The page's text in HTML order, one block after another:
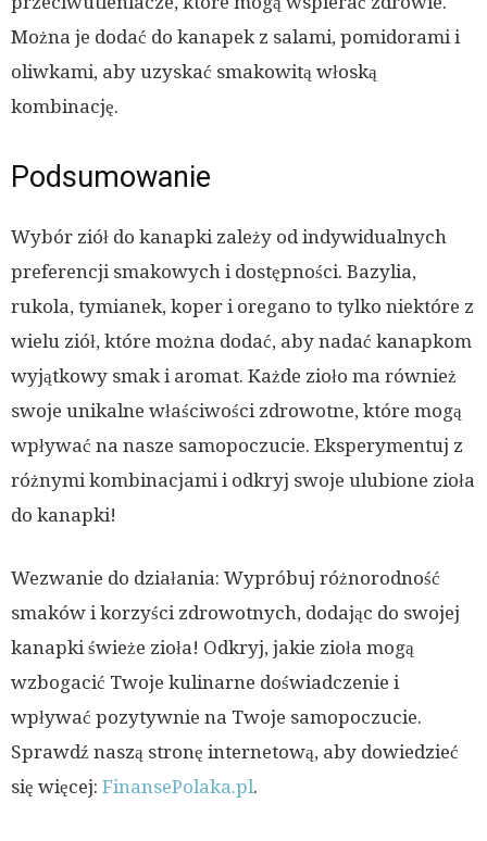
Można je dodać do kanapek z salami, pomidorami i
oliwkami, aby uzyskać smakowitą włoską
kombinację.
Podsumowanie
Wybór ziół do kanapki zależy od indywidualnych
preferencji smakowych i dostępności. Bazylia,
rukola, tymianek, koper i oregano to tylko niektóre z
wielu ziół, które można dodać, aby nadać kanapkom
wyjątkowy smak i aromat. Każde zioło ma również
swoje unikalne właściwości zdrowotne, które mogą
wpływać na nasze samopoczucie. Eksperymentuj z
różnymi kombinacjami i odkryj swoje ulubione zioła
do kanapki!
Wezwanie do działania: Wypróbuj różnorodność
smaków i korzyści zdrowotnych, dodając do swojej
kanapki świeże zioła! Odkryj, jakie zioła mogą
wzbogacić Twoje kulinarne doświadczenie i
wpływać pozytywnie na Twoje samopoczucie.
Sprawdź naszą stronę internetową, aby dowiedzieć
się więcej: FinansePolaka.pl.